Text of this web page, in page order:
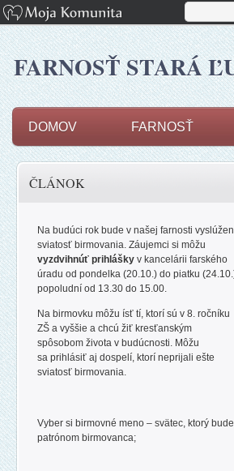
FARNOSŤ STARÁ
DOMOV FARNOSŤ
ČLÁNOK
Na budúci rok bude v našej farnosti
sviatosť birmovania. Záujemci si môžu
vyzdvihnúť prihlášky v kancelárii farského
úradu od pondelka (20.10.) do piatku
popoludní od 13.30 do 15.00.
Na birmovku môžu ísť tí, ktorí sú v 8. ročníku
ZŠ a vyššie a chcú žiť kresťanským
spôsobom života v budúcnosti. Môžu
sa prihlásiť aj dospelí, ktorí neprijali ešte
sviatosť birmovania.
Vyber si birmovné meno – svätec, ktorý bude
patrónom birmovanca;